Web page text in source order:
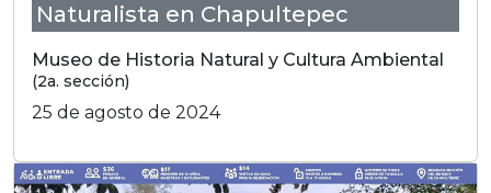
Naturalista en Chapultepec
Museo de Historia Natural y Cultura Ambiental
(2a. sección)
25 de agosto de 2024